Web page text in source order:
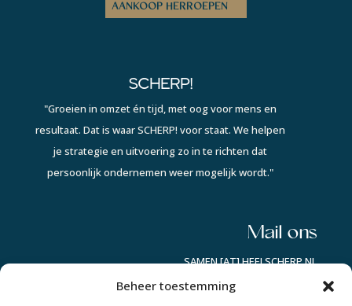
Beheer toestemming
AANKOOP HERROEPEN
SCHERP!
"Groeien in omzet én tijd, met oog voor mens en
resultaat. Dat is waar SCHERP! voor staat. We helpen
je strategie en uitvoering zo in te richten dat
persoonlijk ondernemen weer mogelijk wordt."
Mail ons
SAMEN [AT] HEELSCHERP.NL